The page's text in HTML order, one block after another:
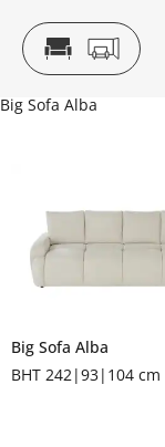
Big Sofa Alba
BHT 242|93|104 cm
Big Sofa Alba